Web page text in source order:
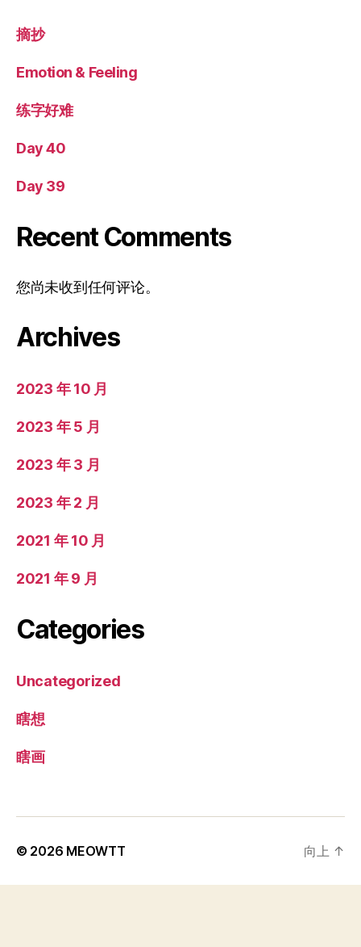
摘抄
Emotion & Feeling
练字好难
Day 40
Day 39
Recent Comments
您尚未收到任何评论。
Archives
2023 年 10 月
2023 年 5 月
2023 年 3 月
2023 年 2 月
2021 年 10 月
2021 年 9 月
Categories
Uncategorized
瞎想
瞎画
© 2026 MEOWTT 向上 ↑